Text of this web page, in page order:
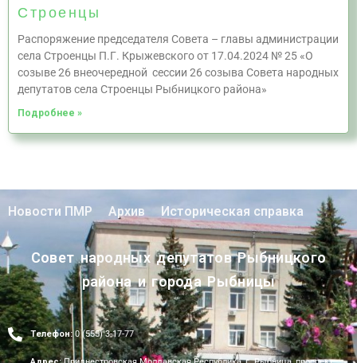
Строенцы
Распоряжение председателя Совета – главы администрации
села Строенцы П.Г. Крыжевского от 17.04.2024 № 25 «О
созыве 26 внеочередной сессии 26 созыва Совета народных
депутатов села Строенцы Рыбницкого района»
Подробнее »
Новости ПМР Архив Историческая справка
Совет народных депутатов Рыбницкого
района и города Рыбницы
Телефон:0 (555) 3-17-77